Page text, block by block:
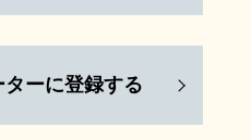
ーに登録する